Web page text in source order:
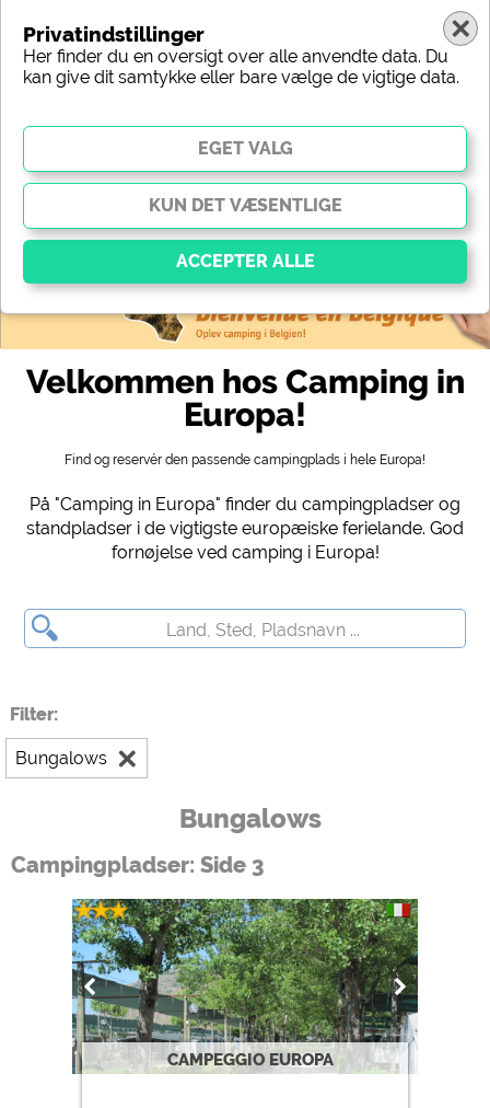
Velkommen hos Camping in
Europa!
Find og reservér den passende campingplads i hele Europa!
På "Camping in Europa" finder du campingpladser og
standpladser i de vigtigste europæiske ferielande. God
fornøjelse ved camping i Europa!
Region Type
Beliggenhed
Sanitært udstyr Service
Fritidsmuligheder Kort
Filter:
Bungalows
Bungalows
Campingpladser: Side 3
CAMPEGGIO EUROPA
Privatindstillinger
Her finder du en oversigt over alle anvendte data. Du
kan give dit samtykke eller bare vælge de vigtige data.
funktioner og er afgørende for, at webstedet fungerer
korrekt. Uden disse cookies fungerer dele af
Forhåndsvisning af campingplads (forhåndsvisning af websteder med
campingpladser)
siehe Datenschutzerklärung des jeweiligen Anbieters
https://www.facebook.com/about/privacy/
YouTube (Videoer fra campingpladser)
https://policies.google.com/privacy
Google Maps (Kortsøgning, rutevejledning osv.)
https://policies.google.com/privacy
https://policies.google.com/privacy
Statistikker
Google Analytics
https://policies.google.com/privacy
Marketing